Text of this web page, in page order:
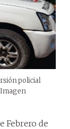
policial
Imagen
Febrero de